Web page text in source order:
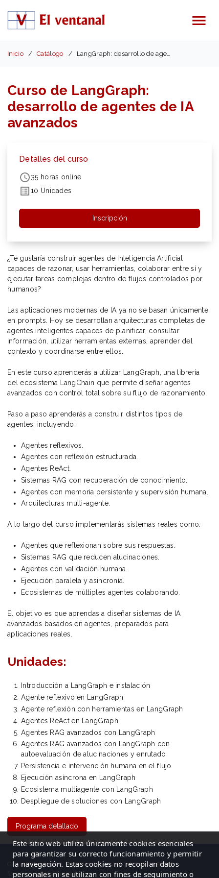
Menú
Inicio Catálogo LangGraph: desarrollo de agentes de IA avanzados
Curso de LangGraph:
desarrollo de agentes de IA
avanzados
Detalles del curso
35 horas online
10 Unidades
Inscripción
¿Te gustaría construir agentes de Inteligencia Artificial
capaces de razonar, usar herramientas, colaborar entre sí y
ejecutar tareas complejas dentro de flujos controlados por
humanos?
Las aplicaciones modernas de IA ya no se basan únicamente
en prompts. Hoy se desarrollan arquitecturas completas de
agentes inteligentes capaces de planificar, consultar
información, utilizar herramientas externas, aprender del
contexto y coordinarse entre ellos.
En este curso aprenderás a utilizar LangGraph, una librería
del ecosistema LangChain que permite diseñar agentes
avanzados con control total sobre su flujo de razonamiento.
Paso a paso aprenderás a construir distintos tipos de
agentes, incluyendo:
Agentes reflexivos.
Agentes con reflexión estructurada.
Agentes ReAct.
Sistemas RAG con recuperación de conocimiento.
Agentes con memoria persistente y supervisión humana.
Arquitecturas multi-agente.
A lo largo del curso implementarás sistemas reales como:
Agentes que reflexionan sobre sus respuestas.
Sistemas RAG que reducen alucinaciones.
Agentes con validación humana.
Ejecución paralela y asincronía.
Ecosistemas de múltiples agentes colaborando.
El objetivo es que aprendas a diseñar sistemas de IA
avanzados basados en agentes, preparados para
aplicaciones reales.
Unidades:
Introducción a LangGraph e instalación
Agente reflexivo en LangGraph
Agente reflexión con herramientas en LangGraph
Agentes ReAct en LangGraph
Agentes RAG avanzados con LangGraph
Agentes RAG avanzados con LangGraph con
autoevaluación de alucinaciones y enrutado
Persistencia e intervención humana en el flujo
Ejecución asíncrona en LangGraph
Ecosistema multiagente con LangGraph
Despliegue de soluciones con LangGraph
Programa detallado
C/ La Cigüeña, 50, Logroño (La Rioja)| Tel: 941 23 59 65
formacion@elventanal.es
Este sitio web utiliza únicamente cookies esenciales
para garantizar su correcto funcionamiento y permitir
la navegación. Estas cookies no recopilan datos
personales ni se utilizan con fines de seguimiento o